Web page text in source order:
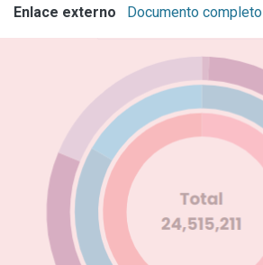
Enlace externo Documento completo